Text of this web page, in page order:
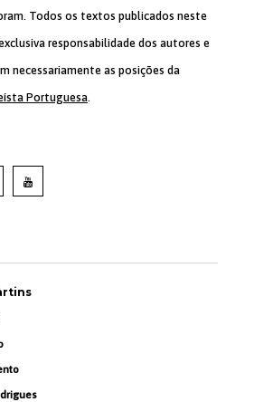
Todos os textos publicados neste
responsabilidade dos autores e
necessariamente as posições da
Portuguesa.